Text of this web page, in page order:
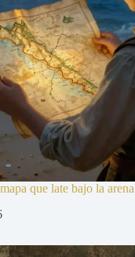
que late bajo la arena